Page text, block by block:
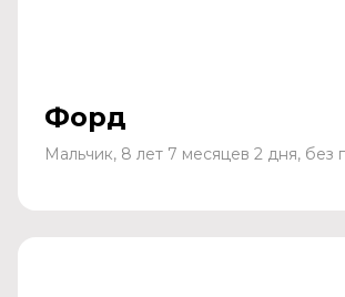
Форд
Мальчик, 8 лет 7 месяцев 2 дня, без